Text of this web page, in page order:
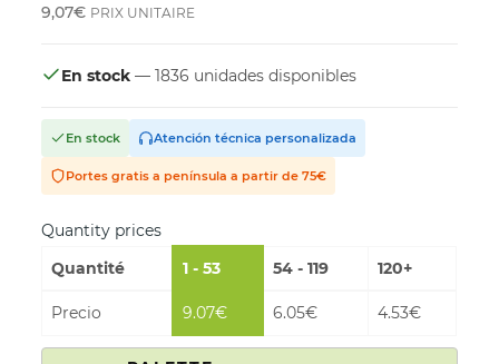
9,07€ PRIX UNITAIRE
En stock — 1836 unidades disponibles
En stock Atención técnica personalizada
Portes gratis a península a partir de 75€
Quantity prices
Quantité
1 - 53 54 - 119 120+
Precio 9.07€ 6.05€ 4.53€